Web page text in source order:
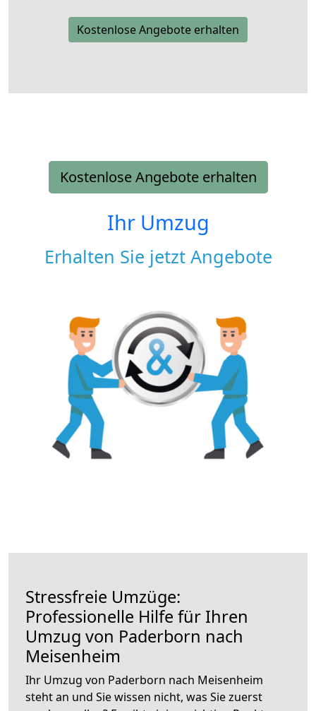
Kostenlose Angebote erhalten
Kostenlose Angebote erhalten
Ihr Umzug
Erhalten Sie jetzt Angebote
Stressfreie Umzüge:
Professionelle Hilfe für Ihren
Umzug von Paderborn nach
Meisenheim
Ihr Umzug von Paderborn nach Meisenheim
steht an und Sie wissen nicht, was Sie zuerst